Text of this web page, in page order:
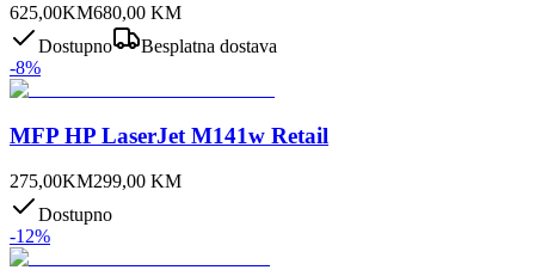
625,00KM680,00 KM
Dostupno
Besplatna dostava
-8%
MFP HP LaserJet M141w Retail
275,00KM299,00 KM
Dostupno
-12%